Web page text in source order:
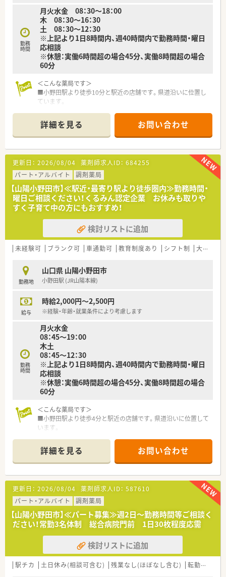
勤務
時間
月火水金 08：30～18：00
木 08：30～16：30
土 08：30～12：30
※上記より1日8時間内、週40時間内で勤務時間・曜日
応相談
※休憩：実働6時間超の場合45分、実働8時間超の場合
60分
＜こんな薬局です＞
■小野田駅より徒歩10分と駅近の店舗です。県道沿いに位置し
ています。
＜業務内容＞
■近隣のクリニックより内科、循環器などをメインに処方応需し
ています。
■処方箋枚数は約50枚/日程度です。
■教育体制・福利厚生が充実していますので未経験の方はもちろ
ん、子育て中の方やプライベートと両立してメリハリつけて働き
たい方にもおすすめの環境です。
＜研修制度・教育体制＞
■各段階別の研修システムや定期的なセミナー・専属接遇インス
トラクター指導による接客サービスの徹底を行っています。
■将来独立を考えている方への支援をするフランチャイズシス
テムを導入。勤続10年より相談可能です。
独立希望の薬剤師の方は、薬局経営の勉強をしながら自分の思
＜法人特徴＞
当社は山口県を中心に広島や関東、九州に調剤薬局を展開してい
山口県をはじめ34店舗を展開し、地域・社会貢献にも積極的に取
り組んでおります。
2020年には、山口県から男女がともに働きながら安心して子育
てできる雇用環境づくりをテーマとした「やまぐち子育て応援企
業」と「やまぐちイクメン応援企業」に登録されました。
また、山口労働局から「子育てサポート企業」として「くるみん」
認定を受け、男女ともに働きやすい環境づくりに取り組んでいま
す。
※育休取得率100％、復帰率100％（2022年度実績）
しています。
詳細を見る お問い合わせ
更新日： 2026/08/04 薬剤師求人ID： 684255
パート・アルバイト
調剤薬局
【山陽小野田市】≪駅近・最寄り駅より徒歩圏内≫勤務時間・
曜日ご相談ください！くるみん認定企業 お休みも取りや
すく子育て中の方にもおすすめ！
検討リストに追加
未経験可 ブランク可 車通勤可 教育制度あり シフト制 大手チェーン以外
勤務地
山口県 山陽小野田市
小野田駅 (JR山陽本線)
給与
時給2,000円～2,500円
※経験・年齢・就業条件により考慮します
勤務
時間
月火水金
08：45～19：00
木土
08：45～12：30
※上記より1日8時間内、週40時間内で勤務時間・曜日
応相談
※休憩：実働6時間超の場合45分、実働8時間超の場合
60分
＜こんな薬局です＞
■小野田駅より徒歩4分と駅近の店舗です。県道沿いに位置して
います。
＜業務内容＞
■近隣のクリニックより内科、胃腸科、整形外科んなどをメイン
に処方応需しています。
■処方箋枚数は約80枚/日程度です。
■教育体制・福利厚生が充実していますので未経験の方はもちろ
ん、子育て中の方やプライベートと両立してメリハリつけて働き
たい方にもおすすめの環境です。
＜研修制度・教育体制＞
■各段階別の研修システムや定期的なセミナー・専属接遇インス
トラクター指導による接客サービスの徹底を行っています。
■将来独立を考えている方への支援をするフランチャイズシス
テムを導入。勤続10年より相談可能です。
詳細を見る お問い合わせ
更新日： 2026/08/04 薬剤師求人ID： 587610
パート・アルバイト
調剤薬局
【山陽小野田市】≪パート募集≫週2日～勤務時間等ご相談く
ださい！常勤3名体制 総合病院門前 1日30枚程度応需
検討リストに追加
駅チカ 土日休み(相談可含む) 残業なし(ほぼなし含む) 転勤なし